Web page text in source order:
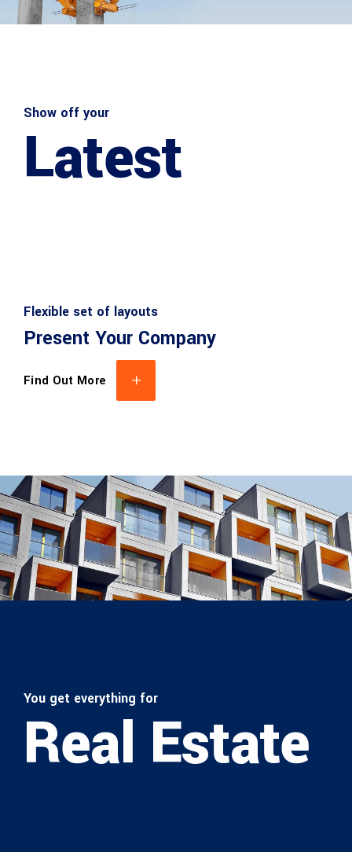
Show off your
Latest
Flexible set of layouts
Present Your Company
Find Out More
You get everything for
Real Estate